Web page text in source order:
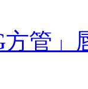
管」